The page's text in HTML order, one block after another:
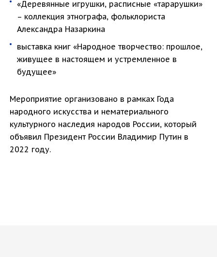
«Деревянные игрушки, расписные «тарарушки»
– коллекция этнографа, фольклориста
Александра Назаркина
выставка книг «Народное творчество: прошлое,
живущее в настоящем и устремленное в
будущее»
Мероприятие организовано в рамках Года
народного искусства и нематериального
культурного наследия народов России, который
объявил Президент России Владимир Путин в
2022 году.